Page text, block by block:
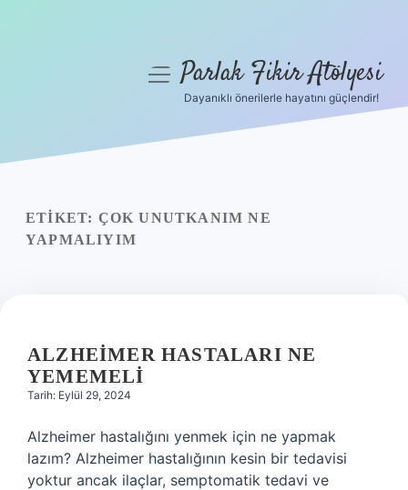
Yasal Uyarı
menüyüParlak Fikir Atölyesi
Dayanıklı önerilerle hayatını güçlendir!
ETIKET: ÇOK UNUTKANIM NE
YAPMALIYIM
ALZHEIMER HASTALARI NE
YEMEMELI
Tarih: Eylül 29, 2024
Alzheimer hastalığını yenmek için ne yapmak
lazım? Alzheimer hastalığının kesin bir tedavisi
yoktur ancak ilaçlar, semptomatik tedavi ve